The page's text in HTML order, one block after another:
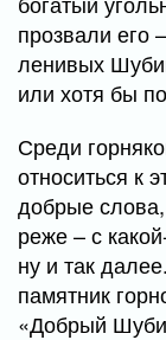
прозвали его
ленивых
или хотя бы
Среди
относиться к
добрые
реже – с
ну и так
памятник
«Добрый